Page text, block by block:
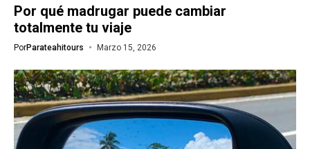
Por qué madrugar puede cambiar
totalmente tu viaje
PorParateahitours Marzo 15, 2026